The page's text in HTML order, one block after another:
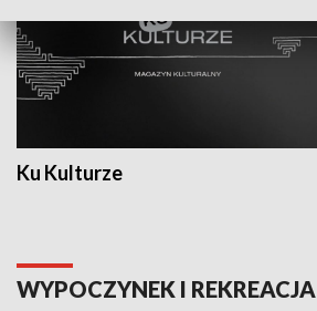
Ku Kulturze
WYPOCZYNEK I REKREACJA